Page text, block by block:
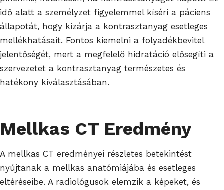
idő alatt a személyzet figyelemmel kíséri a páciens
állapotát, hogy kizárja a kontrasztanyag esetleges
mellékhatásait. Fontos kiemelni a folyadékbevitel
jelentőségét, mert a megfelelő hidratáció elősegíti a
szervezetet a kontrasztanyag természetes és
hatékony kiválasztásában.
Mellkas CT Eredmény
A mellkas CT eredményei részletes betekintést
nyújtanak a mellkas anatómiájába és esetleges
eltéréseibe. A radiológusok elemzik a képeket, és